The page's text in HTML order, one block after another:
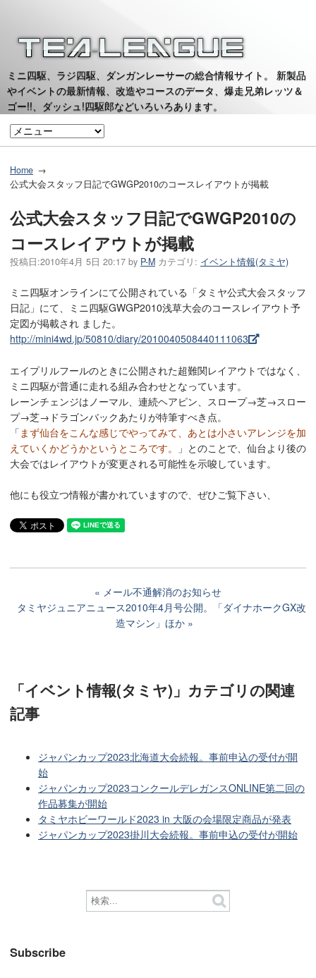
ミニ四駆、ラジ四駆、ダンガンレーサーの総合情報サイト。 新製品
やイベントの最新情報、改造やコースのデータ、爆走兄弟レッツ＆
ゴー!!、ダッシュ!四駆郎などいろいろあります。
Home
公式大会スタッフ日記でGWGP2010のコースレイアウトが掲載
公式大会スタッフ日記でGWGP2010の
コースレイアウトが掲載
投稿日:2010年4月 5日 20:17 by P-M カテゴリ: イベント情報(タミヤ)
ミニ四駆オンラインにて公開されている「タミヤ公式大会スタッフ
日記」にて、ミニ四駆GWGP2010浅草大会のコースレイアウト予
定図が掲載され ました。
http://mini4wd.jp/50810/diary/2010040508440111063
エイプリルフールのときに公開された超難関レイアウトではなく、
ミニ四駆が普通に走れる組み合わせとなっています。
レーンチェンジはノーマル、連続ヘアピン、スロープ→芝→スロー
プ→芝→ドラゴンバックあたりが特筆すべき点。
「 まず仙台をこんな感じでやってみて、あとは小さいアレンジを加
えていくかどうかというところです。
」とのことで、仙台より後の
大会ではレイアウトが変更される可能性を示唆しています。
他にも役立つ情報が書かれていますので、ぜひご覧下さい、
メール不通解消のお知らせ
タミヤジュニアニュース2010年4月号公開。「ダイナホークGX改
造マシン」ほか
「イベント情報(タミヤ)」カテゴリの関連
記事
ジャパンカップ2023北海道大会続報。事前申込の受付が開
始
ジャパンカップ2023コンクールデレガンスONLINE第二回の
作品募集が開始
タミヤホビーワールド2023 in 大阪の会場限定商品が発表
ジャパンカップ2023掛川大会続報。事前申込の受付が開始
Subscribe